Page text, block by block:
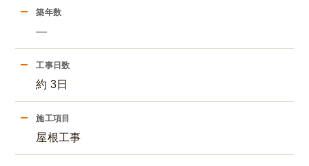
築年数
―
工事日数
約 3日
施工項目
屋根工事